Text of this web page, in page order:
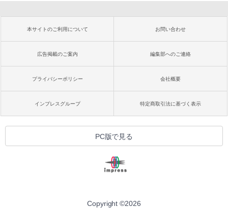
本サイトのご利用について お問い合わせ
広告掲載のご案内 編集部へのご連絡
プライバシーポリシー 会社概要
インプレスグループ 特定商取引法に基づく表示
PC版で見る
Copyright ©2026